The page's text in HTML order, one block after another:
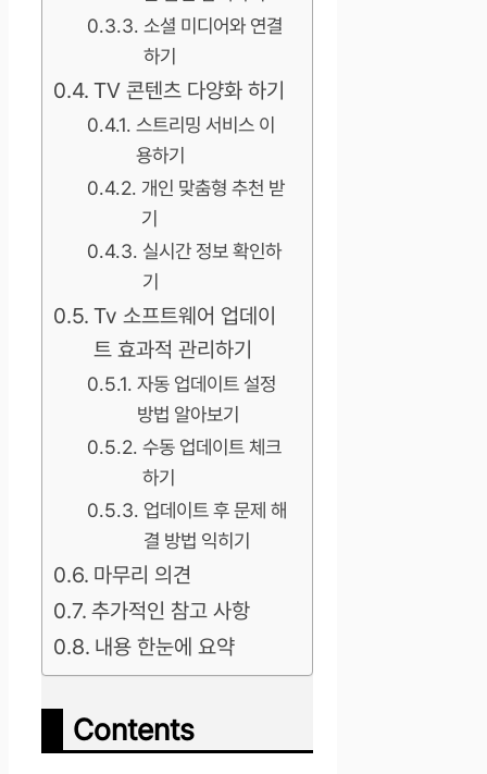
소셜 미디어와 연결
하기
TV 콘텐츠 다양화 하기
스트리밍 서비스 이
용하기
개인 맞춤형 추천 받
기
실시간 정보 확인하
기
Tv 소프트웨어 업데이
트 효과적 관리하기
자동 업데이트 설정
방법 알아보기
수동 업데이트 체크
하기
업데이트 후 문제 해
결 방법 익히기
마무리 의견
추가적인 참고 사항
내용 한눈에 요약
Contents